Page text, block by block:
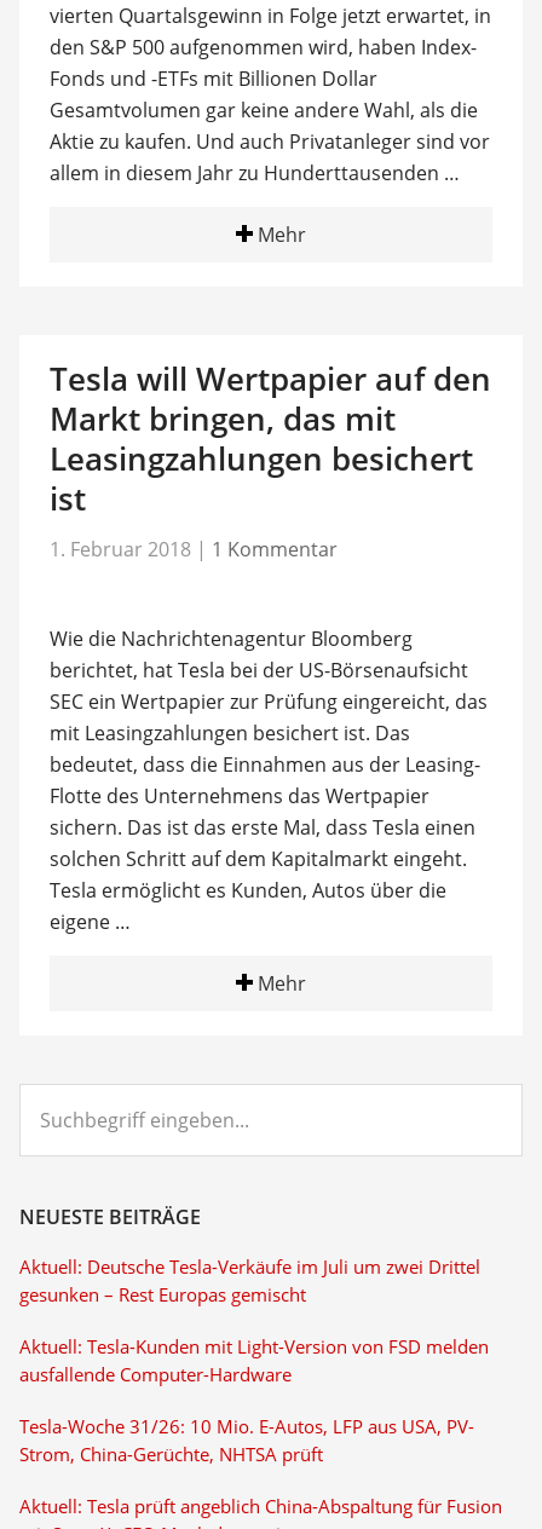
vierten Quartalsgewinn in Folge jetzt erwartet, in
den S&P 500 aufgenommen wird, haben Index-
Fonds und -ETFs mit Billionen Dollar
Gesamtvolumen gar keine andere Wahl, als die
Aktie zu kaufen. Und auch Privatanleger sind vor
allem in diesem Jahr zu Hunderttausenden …
Mehr
Tesla will Wertpapier auf den
Markt bringen, das mit
Leasingzahlungen besichert
ist
1. Februar 2018 | 1 Kommentar
Wie die Nachrichtenagentur Bloomberg
berichtet, hat Tesla bei der US-Börsenaufsicht
SEC ein Wertpapier zur Prüfung eingereicht, das
mit Leasingzahlungen besichert ist. Das
bedeutet, dass die Einnahmen aus der Leasing-
Flotte des Unternehmens das Wertpapier
sichern. Das ist das erste Mal, dass Tesla einen
solchen Schritt auf dem Kapitalmarkt eingeht.
Tesla ermöglicht es Kunden, Autos über die
eigene …
Mehr
eingeben...
NEUESTE BEITRÄGE
Aktuell: Deutsche Tesla-Verkäufe im Juli um zwei Drittel
gesunken – Rest Europas gemischt
Aktuell: Tesla-Kunden mit Light-Version von FSD melden
ausfallende Computer-Hardware
Tesla-Woche 31/26: 10 Mio. E-Autos, LFP aus USA, PV-
Strom, China-Gerüchte, NHTSA prüft
Aktuell: Tesla prüft angeblich China-Abspaltung für Fusion